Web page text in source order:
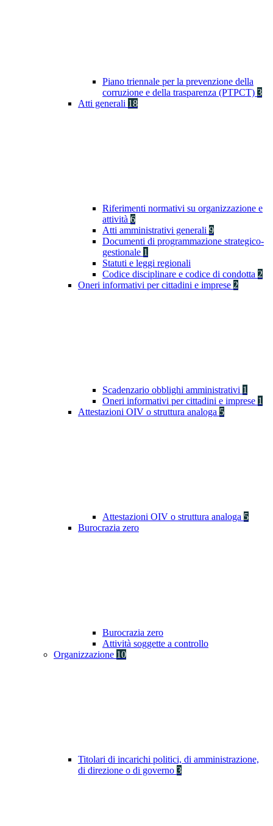
Piano triennale per la prevenzione della
corruzione e della trasparenza (PTPCT) 3
Atti generali 18
Riferimenti normativi su organizzazione e
attività 6
Atti amministrativi generali 9
Documenti di programmazione strategico-
gestionale 1
Statuti e leggi regionali
Codice disciplinare e codice di condotta 2
Oneri informativi per cittadini e imprese 2
Scadenzario obblighi amministrativi 1
Oneri informativi per cittadini e imprese 1
Attestazioni OIV o struttura analoga 5
Attestazioni OIV o struttura analoga 5
Burocrazia zero
Burocrazia zero
Attività soggette a controllo
Organizzazione 10
Titolari di incarichi politici, di amministrazione,
di direzione o di governo 3